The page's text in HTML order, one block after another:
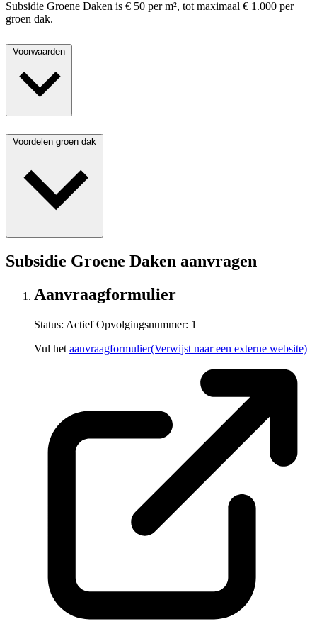
Subsidie Groene Daken is € 50 per m², tot maximaal € 1.000 per
groen dak.
Voorwaarden
Voordelen groen dak
Subsidie Groene Daken aanvragen
Aanvraagformulier
Status: ActiefOpvolgingsnummer: 1
Vul het aanvraagformulier(Verwijst naar een externe website)